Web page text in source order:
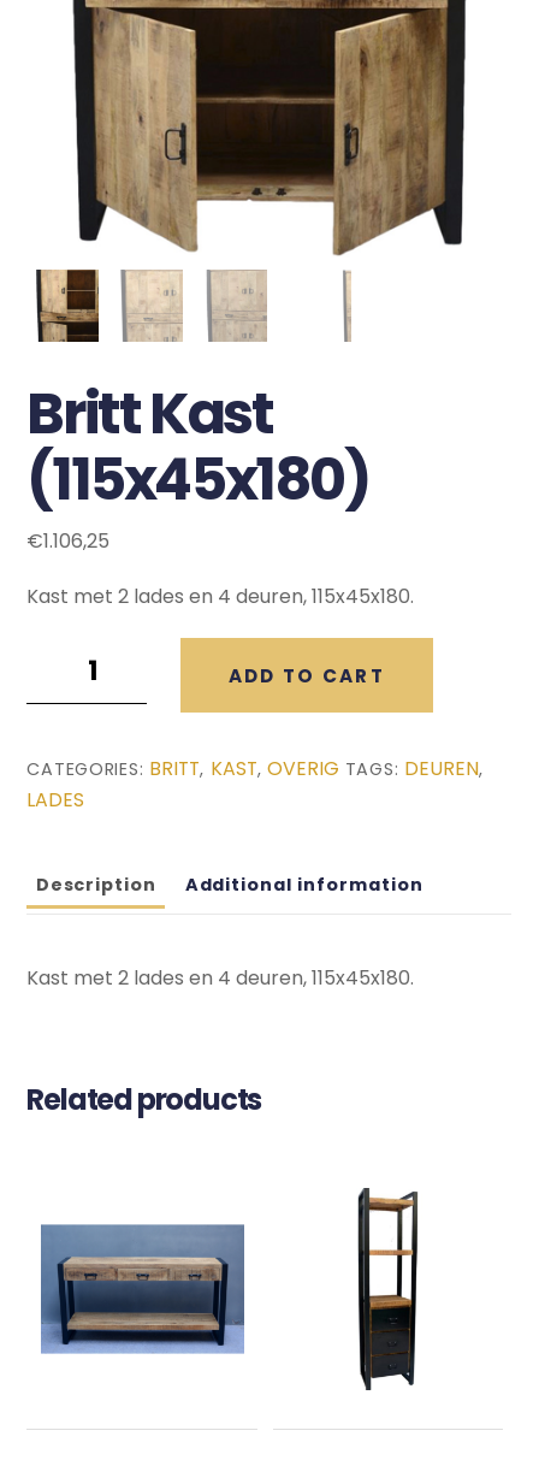
Britt Kast
(115x45x180)
€1.106,25
Kast met 2 lades en 4 deuren, 115x45x180.
ADD TO CART
CATEGORIES: BRITT, KAST, OVERIG TAGS: DEUREN,
LADES
Description Additional information
Kast met 2 lades en 4 deuren, 115x45x180.
Related products